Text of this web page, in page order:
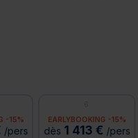
-15%
/pers
EARLYBOOKING -15%
dès 1 413 € /pers